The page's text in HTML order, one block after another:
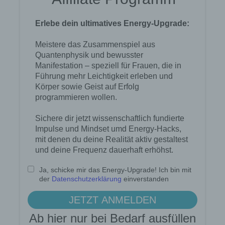
25436 Tornesch b. Hamburg
Deutschland
494122406700
E-Mail: kontakt (at) lotse-zum-erfolg.de
Cookies / SessionStorage / LocalStorage
Die Internetseiten verwenden teilweise so
genannte Cookies, LocalStorage und
SessionStorage. Dies dient dazu, unser Angebot
nutzerfreundlicher, effektiver und sicherer zu
eine Technologie, mit welcher ihr Browser Daten
auf Ihrem Computer oder mobilen Gerät
über einen Internetbrowser auf einem
Computersystem abgelegt und gespeichert
werden. Sie können die Verwendung von Cookies,